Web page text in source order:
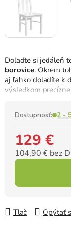
Dolaďte si jedáleň
borovice. Okrem
aj ľahko doladíte k
výsledkom
Dostupnosť: 2 -
129 €
104,90 € bez
Jednotková cena:
Tlač Opýtať